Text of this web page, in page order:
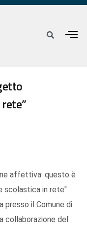
affettiva: questo è
scolastica in rete"
presso il Comune di
collaborazione del